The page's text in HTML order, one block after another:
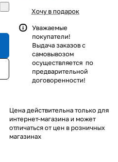
Хочу в подарок
Уважаемые
покупатели!
Выдача заказов с
самовывозом
осуществляется по
предварительной
договоренности!
Цена действительна только для
интернет-магазина и может
отличаться от цен в розничных
магазинах